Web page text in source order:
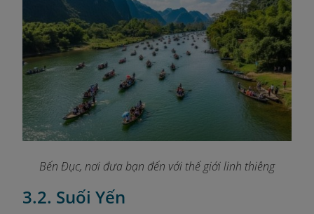
Bến Đục, nơi đưa bạn đến với thế giới linh thiêng
3.2. Suối Yến